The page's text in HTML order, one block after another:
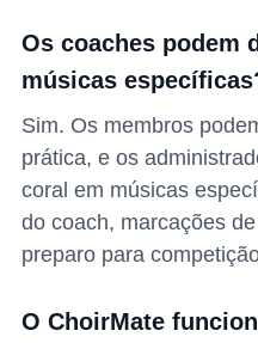
Os coaches podem
músicas
Sim. Os membros
prática, e os
coral em músicas
do coach, marcações
preparo para
O ChoirMate